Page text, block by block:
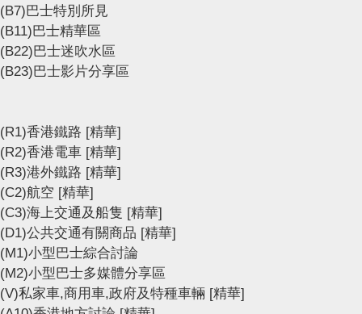
(B7)巴士特別所見
(B11)巴士精華區
(B22)巴士迷吹水區
(B23)巴士影片分享區
(R1)香港鐵路 [精華]
(R2)香港電車 [精華]
(R3)港外鐵路 [精華]
(C2)航空 [精華]
(C3)海上交通及船隻 [精華]
(D1)公共交通有關商品 [精華]
(M1)小型巴士綜合討論
(M2)小型巴士多媒體分享區
(V)私家車,商用車,政府及特種車輛 [精華]